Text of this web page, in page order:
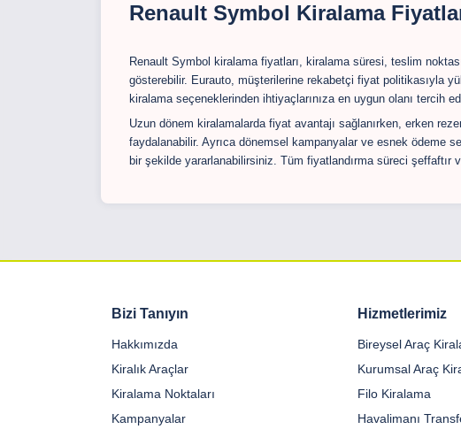
Renault Symbol Kiralama
Renault Symbol kiralama fiyatları, kiralama süresi, teslim
gösterebilir. Eurauto, müşterilerine rekabetçi fiyat politikasıyla
kiralama seçeneklerinden ihtiyaçlarınıza en uygun olanı tercih
Uzun dönem kiralamalarda fiyat avantajı sağlanırken, erken
faydalanabilir. Ayrıca dönemsel kampanyalar ve esnek ödeme
bir şekilde yararlanabilirsiniz. Tüm fiyatlandırma süreci şeffaftır
Bizi Tanıyın
Hakkımızda
Kiralık Araçlar
Kiralama Noktaları
Kampanyalar
Hizmetlerimiz
Bireysel Araç
Kurumsal Araç
Filo Kiralama
Havalimanı